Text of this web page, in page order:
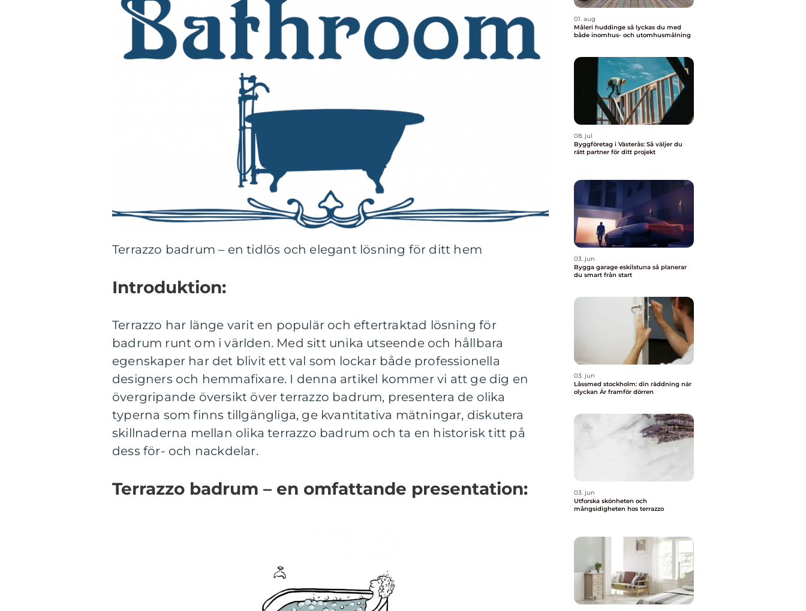
Terrazzo badrum – en tidlös och elegant lösning för ditt hem
Introduktion:
Terrazzo har länge varit en populär och eftertraktad lösning för
badrum runt om i världen. Med sitt unika utseende och hållbara
egenskaper har det blivit ett val som lockar både professionella
designers och hemmafixare. I denna artikel kommer vi att ge dig en
övergripande översikt över terrazzo badrum, presentera de olika
typerna som finns tillgängliga, ge kvantitativa mätningar, diskutera
skillnaderna mellan olika terrazzo badrum och ta en historisk titt på
dess för- och nackdelar.
Terrazzo badrum – en omfattande presentation:
01. aug
Måleri huddinge så lyckas du med
både inomhus- och utomhusmålning
08. jul
Byggföretag i Västerås: Så väljer du
rätt partner för ditt projekt
03. jun
Bygga garage eskilstuna så planerar
du smart från start
03. jun
Låssmed stockholm: din räddning när
olyckan Är framför dörren
03. jun
Utforska skönheten och
mångsidigheten hos terrazzo